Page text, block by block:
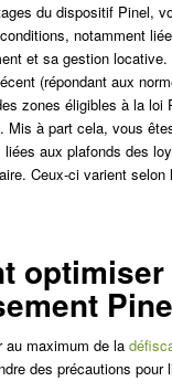
du dispositif Pinel,
notamment
et sa gestion
(répondant aux
zones éligibles à la loi
Mis à part cela, vous
aux plafonds des
Ceux-ci varient selon
au maximum de la
des précautions pour